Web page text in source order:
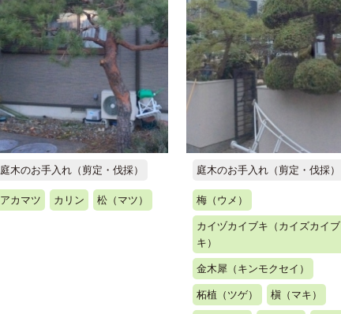
庭木のお手入れ（剪定・伐採）
アカマツ カリン 松（マツ）
庭木のお手入れ（剪定・伐採）
梅（ウメ）
カイヅカイブキ（カイズカイブ
キ）
金木犀（キンモクセイ）
柘植（ツゲ） 槇（マキ）